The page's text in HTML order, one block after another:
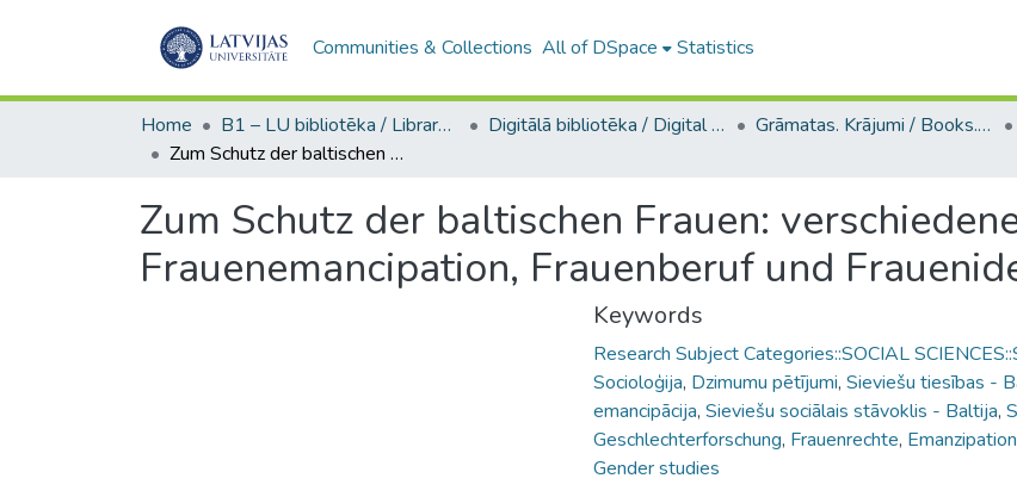
Communities & Collections All of DSpace Statistics
Home B1 – LU bibliotēka / Library of the UL Digitālā bibliotēka / Digital library Grāmatas. Krājumi / Books. Collection of articles
Zum Schutz der baltischen Frauen: verschiedene Stimmen über Frauenemancipation, Frauenberuf und Frauenideal
Zum Schutz der baltischen Frauen:
Frauenemancipation, Frauenberuf und
Keywords
Research Subject Categories::SOCIAL
Socioloģija, Dzimumu pētījumi, Sieviešu tiesības -
emancipācija, Sieviešu sociālais stāvoklis - Baltija,
Geschlechterforschung, Frauenrechte, Emanzipation
Gender studies